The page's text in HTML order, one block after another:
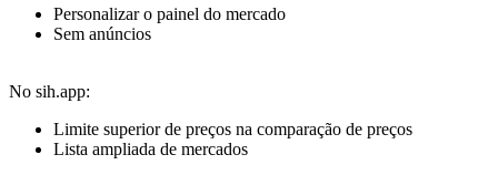
Personalizar o painel do mercado
Sem anúncios
No sih.app:
Limite superior de preços na comparação de preços
Lista ampliada de mercados